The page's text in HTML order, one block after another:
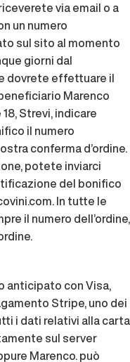
via email o a
un numero
sul sito al momento
giorni dal
dovrete effettuare il
Marenco
Strevi, indicare
il numero
conferma d’ordine.
potete inviarci
del bonifico
. In tutte le
il numero dell’ordine,
anticipato con Visa,
Stripe, uno dei
i dati relativi alla carta
sul server
Marenco. può